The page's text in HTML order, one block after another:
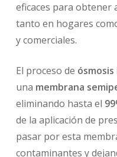
eficaces para obtener
tanto en hogares
y comerciales.
El proceso de
una membrana
eliminando hasta el
de la aplicación de
pasar por esta
contaminantes y